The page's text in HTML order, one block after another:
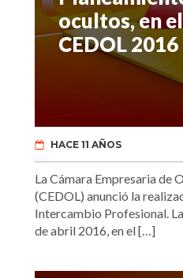
ocultos, en
CEDOL 2016
HACE 11 AÑOS
La Cámara Empresaria de
(CEDOL) anunció la
Intercambio Profesional.
de abril 2016, en el […]